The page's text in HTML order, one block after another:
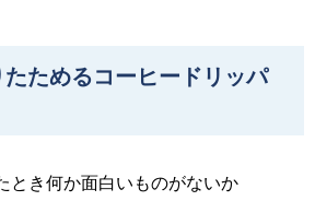
ためるコーヒードリッパ
とき何か面白いものがないか